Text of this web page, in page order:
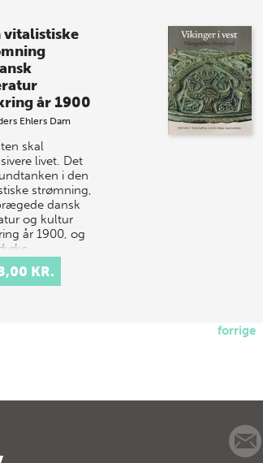
vitalistiske
år 1900
Ehlers Dam
skal
livet. Det
i den
strømning,
dansk
og kultur
år 1900, og
KR.
forrige